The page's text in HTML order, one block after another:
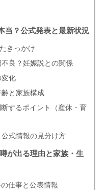
当？公式発表と最新状況
きっかけ
良？妊娠説との関係
変化
と家族構成
するポイント（産休・育
式情報の見分け方
が出る理由と家族・生
仕事と公表情報